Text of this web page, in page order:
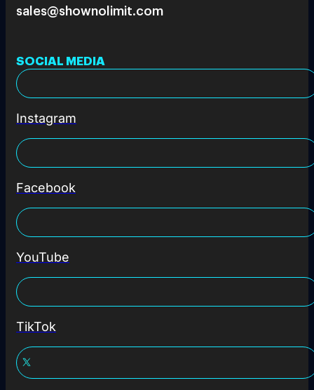
sales@shownolimit.com
SOCIAL MEDIA
Instagram
Facebook
YouTube
TikTok